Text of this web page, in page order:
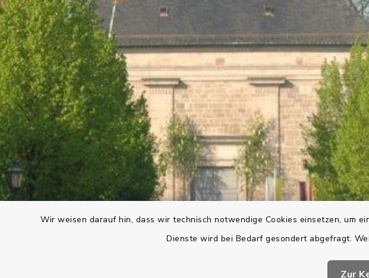
Wir weisen darauf hin, dass wir technisch notwendige Cookies einsetzen, um
Dienste wird bei Bedarf gesondert abgefragt.
Zur